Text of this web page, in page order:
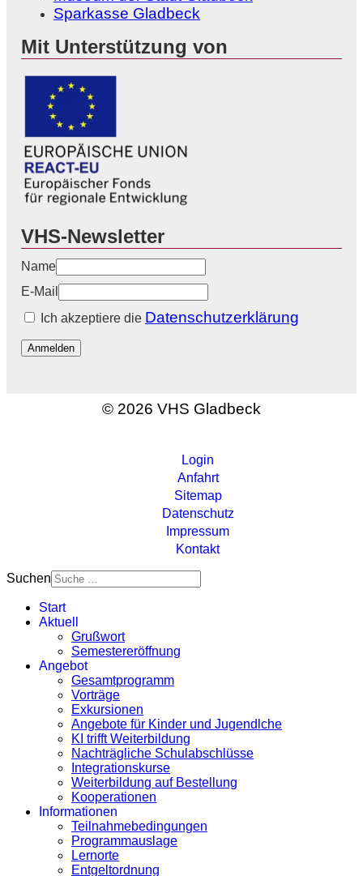
Sparkasse Gladbeck
Mit Unterstützung von
VHS-Newsletter
Name
E-Mail
Ich akzeptiere die Datenschutzerklärung
Anmelden
© 2026 VHS Gladbeck
Login
Anfahrt
Sitemap
Datenschutz
Impressum
Kontakt
Suchen
Start
Aktuell
Grußwort
Semestereröffnung
Angebot
Gesamtprogramm
Vorträge
Exkursionen
Angebote für Kinder und Jugendlche
KI trifft Weiterbildung
Nachträgliche Schulabschlüsse
Integrationskurse
Weiterbildung auf Bestellung
Kooperationen
Informationen
Teilnahmebedingungen
Programmauslage
Lernorte
Entgeltordnung